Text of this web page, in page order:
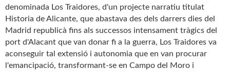
denominada Los Traidores, d'un projecte narratiu titulat
Historia de Alicante, que abastava des dels darrers dies del
Madrid republicà fins als successos intensament tràgics del
port d'Alacant que van donar fi a la guerra, Los Traidores va
aconseguir tal extensió i autonomia que en van procurar
l'emancipació, transformant-se en Campo del Moro i